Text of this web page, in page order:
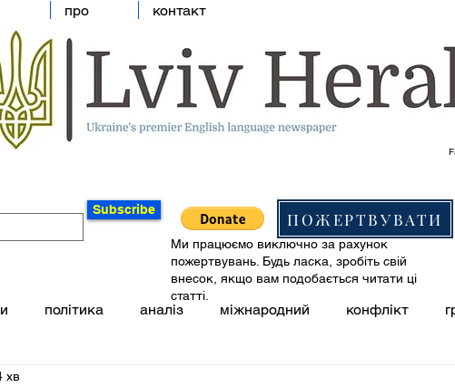
про контакт
Subscribe ПОЖЕРТВУВАТИ
Ми працюємо виключно за рахунок
пожертвувань. Будь ласка, зробіть свій
внесок, якщо вам подобається читати ці
статті.
політика аналіз міжнародний конфлікт
хв